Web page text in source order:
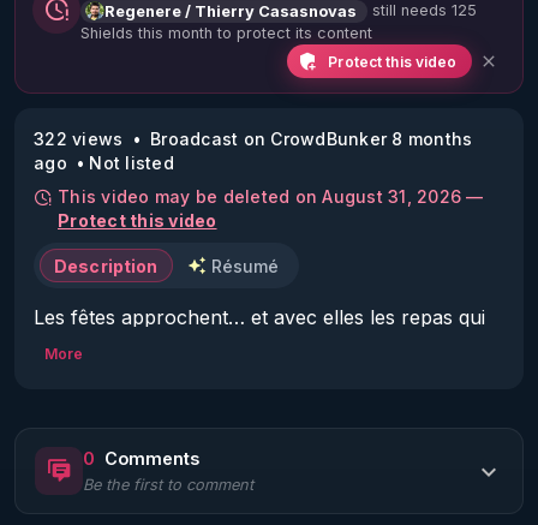
Regenere / Thierry Casasnovas
still needs 125
Shields this month to protect its content
Protect this video
322 views
Broadcast on CrowdBunker 8 months
ago
Not listed
This video may be deleted on August 31, 2026 —
Protect this video
Description Résumé
Les fêtes approchent… et avec elles les repas qui
s’étirent, les assiettes trop pleines, les excès que
Bonne nouvelle : il est tout à fait possible de
profiter des fêtes sans exploser votre digestion ni
votre énergie.
More
0 Comments
Be the first to comment